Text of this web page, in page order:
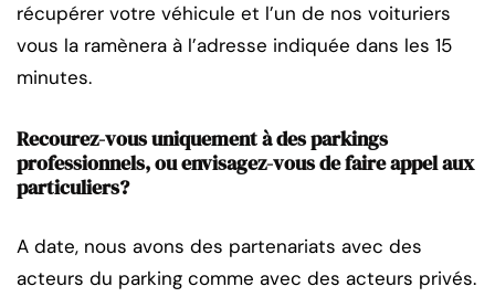
récupérer votre véhicule et l’un de nos voituriers
vous la ramènera à l’adresse indiquée dans les 15
minutes.
Recourez-vous uniquement à des parkings
professionnels, ou envisagez-vous de faire appel aux
particuliers?
A date, nous avons des partenariats avec des
acteurs du parking comme avec des acteurs privés.